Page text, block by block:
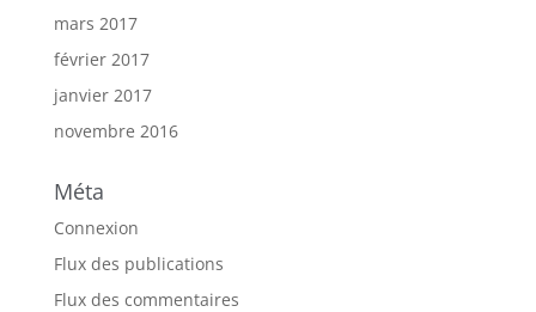
mars 2017
février 2017
janvier 2017
novembre 2016
Méta
Connexion
Flux des publications
Flux des commentaires